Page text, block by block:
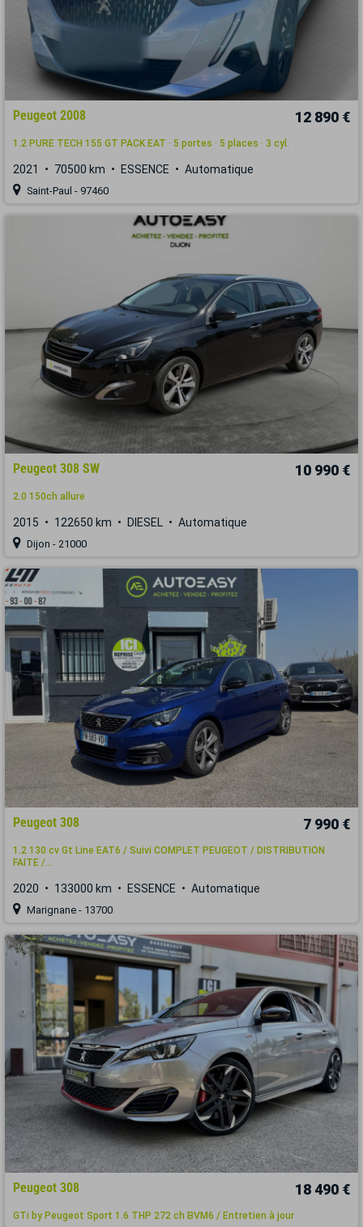
Peugeot 2008 12 890 €
1.2 PURE TECH 155 GT PACK EAT · 5 portes · 5 places · 3 cyl.
2021 70500 km ESSENCE Automatique
Saint-Paul - 97460
Peugeot 308 SW 10 990 €
2.0 150ch allure
2015 122650 km DIESEL Automatique
Dijon - 21000
Peugeot 308 7 990 €
1.2 130 cv Gt Line EAT6 / Suivi COMPLET PEUGEOT / DISTRIBUTION
FAITE /...
2020 133000 km ESSENCE Automatique
Marignane - 13700
Peugeot 308 18 490 €
GTi by Peugeot Sport 1.6 THP 272 ch BVM6 / Entretien à jour